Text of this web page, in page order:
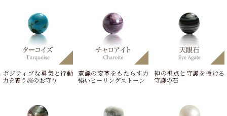
ポジティブな勇気と行動
力を養う旅のお守り
意識の変革をもたらす力
強いヒーリングストーン
神の視点と守護を授ける
守護の石